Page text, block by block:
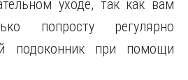
уходе, так как вам
попросту регулярно
подоконник при помощи